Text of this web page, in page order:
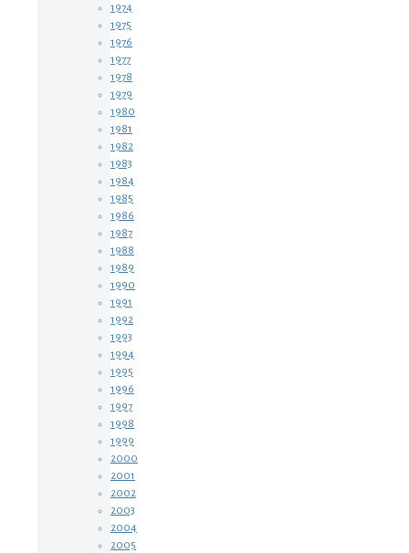
1974
1975
1976
1977
1978
1979
1980
1981
1982
1983
1984
1985
1986
1987
1988
1989
1990
1991
1992
1993
1994
1995
1996
1997
1998
1999
2000
2001
2002
2003
2004
2005